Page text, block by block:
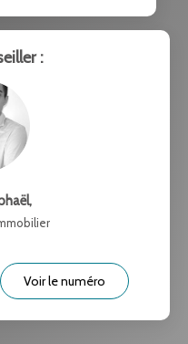
:
,
Voir le numéro